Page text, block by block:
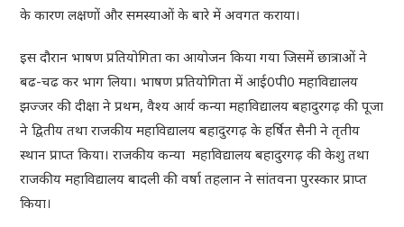
के कारण लक्षणों और समस्याओं के बारे में अवगत कराया।
इस दौरान भाषण प्रतियोगिता का आयोजन किया गया जिसमें छात्राओं ने
बढ-चढ कर भाग लिया। भाषण प्रतियोगिता में आई0पी0 महाविद्यालय
झज्जर की दीक्षा ने प्रथम, वैश्य आर्य कन्या महाविद्यालय बहादुरगढ़ की पूजा
ने द्वितीय तथा राजकीय महाविद्यालय बहादुरगढ़ के हर्षित सैनी ने तृतीय
स्थान प्राप्त किया। राजकीय कन्या महाविद्यालय बहादुरगढ़ की केशु तथा
राजकीय महाविद्यालय बादली की वर्षा तहलान ने सांतवना पुरस्कार प्राप्त
किया।